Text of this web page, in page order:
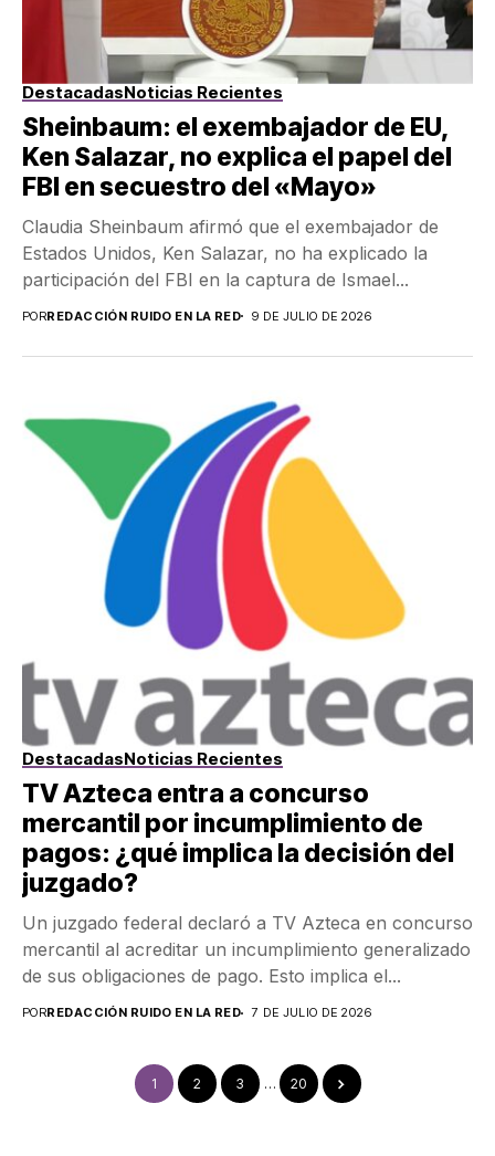
DestacadasNoticias Recientes
Sheinbaum: el exembajador de EU,
Ken Salazar, no explica el papel del
FBI en secuestro del «Mayo»
Claudia Sheinbaum afirmó que el exembajador de
Estados Unidos, Ken Salazar, no ha explicado la
participación del FBI en la captura de Ismael...
PORREDACCIÓN RUIDO EN LA RED 9 DE JULIO DE 2026
DestacadasNoticias Recientes
TV Azteca entra a concurso
mercantil por incumplimiento de
pagos: ¿qué implica la decisión del
juzgado?
Un juzgado federal declaró a TV Azteca en concurso
mercantil al acreditar un incumplimiento generalizado
de sus obligaciones de pago. Esto implica el...
PORREDACCIÓN RUIDO EN LA RED 7 DE JULIO DE 2026
1 2 3 … 20